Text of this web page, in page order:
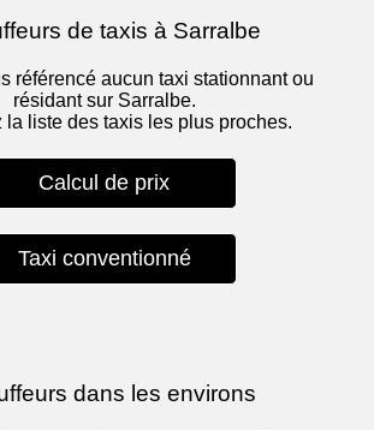
de taxis à Sarralbe
référencé aucun taxi stationnant ou
résidant sur Sarralbe.
la liste des taxis les plus proches.
Calcul de prix
Taxi conventionné
dans les environs